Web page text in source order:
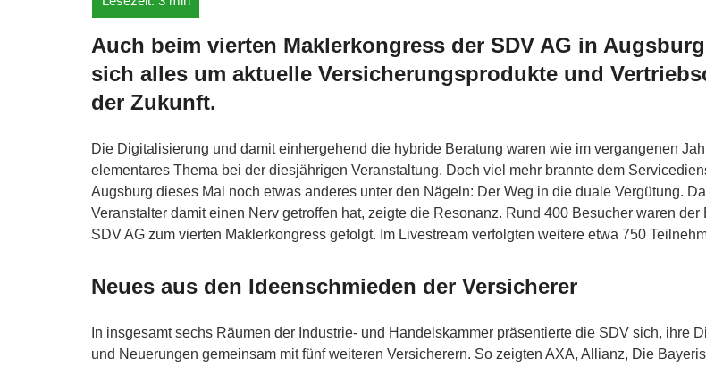
Auch beim vierten Maklerkongress der SDV AG in
sich alles um aktuelle Versicherungsprodukte und
der Zukunft.
Die Digitalisierung und damit einhergehend die hybride Beratung waren wie im vergangenen
elementares Thema bei der diesjährigen Veranstaltung. Doch viel mehr brannte dem
Augsburg dieses Mal noch etwas anderes unter den Nägeln: Der Weg in die duale Vergütung.
Veranstalter damit einen Nerv getroffen hat, zeigte die Resonanz. Rund 400 Besucher waren der
SDV AG zum vierten Maklerkongress gefolgt. Im Livestream verfolgten weitere etwa 750
Neues aus den Ideenschmieden der Versicherer
In insgesamt sechs Räumen der Industrie- und Handelskammer präsentierte die SDV sich, ihre
und Neuerungen gemeinsam mit fünf weiteren Versicherern. So zeigten AXA, Allianz, Die